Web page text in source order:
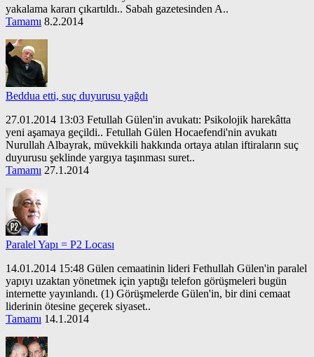
yakalama kararı çıkartıldı.. Sabah gazetesinden A..
Tamamı 8.2.2014
Beddua etti, suç duyurusu yağdı
27.01.2014 13:03 Fetullah Gülen'in avukatı: Psikolojik harekâtta
yeni aşamaya geçildi.. Fetullah Gülen Hocaefendi'nin avukatı
Nurullah Albayrak, müvekkili hakkında ortaya atılan iftiraların suç
duyurusu şeklinde yargıya taşınması suret..
Tamamı 27.1.2014
Paralel Yapı = P2 Locası
14.01.2014 15:48 Gülen cemaatinin lideri Fethullah Gülen'in paralel
yapıyı uzaktan yönetmek için yaptığı telefon görüşmeleri bugün
internette yayınlandı. (1) Görüşmelerde Gülen'in, bir dini cemaat
liderinin ötesine geçerek siyaset..
Tamamı 14.1.2014